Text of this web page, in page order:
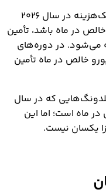
برای دوره‌های دوگانه یا شرکتی، اگر کمک‌هزینه در سال ۲۰۲۶
یورو ناخالص یا ۸۲۲ یورو خالص در ماه باشد، تأمین
می‌شود. در دوره‌های
متقاضی باید حداقل ۹۵۹ یورو خالص در ماه تأمین
که در سال
یورو ناخالص در ماه است؛ اما این
یکسان نیست.